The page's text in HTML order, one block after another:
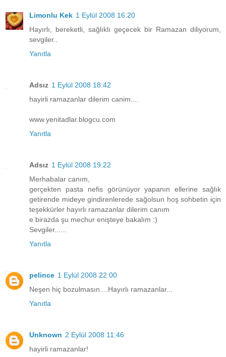
Limonlu Kek 1 Eylül 2008 16:20
Hayırlı, bereketli, sağlıklı geçecek bir Ramazan diliyorum,
sevgiler..
Yanıtla
Adsız 1 Eylül 2008 18:42
hayirli ramazanlar dilerim canim....
www.yenitadlar.blogcu.com
Yanıtla
Adsız 1 Eylül 2008 19:22
Merhabalar canım,
gerçekten pasta nefis görünüyor yapanın ellerine sağlık
getirende mideye gindirenlerede sağolsun hoş sohbetin için
teşekkürler hayırlı ramazanlar dilerim canım
e birazda şu mechur enişteye bakalım :)
Sevgiler......
Yanıtla
pelince 1 Eylül 2008 22:00
Neşen hiç bozulmasın....Hayırlı ramazanlar...
Yanıtla
Unknown 2 Eylül 2008 11:46
hayirli ramazanlar!